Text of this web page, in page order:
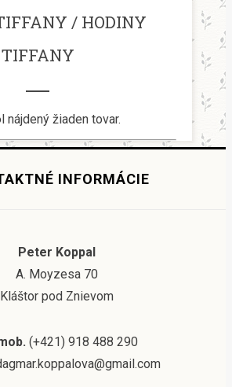
/ HODINY
TIFFANY
žiaden tovar.
INFORMÁCIE
Peter Koppal
A. Moyzesa 70
Kláštor pod Znievom
(+421) 918 488 290